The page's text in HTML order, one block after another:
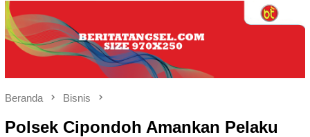
Beranda Bisnis
Polsek Cipondoh Amankan Pelaku